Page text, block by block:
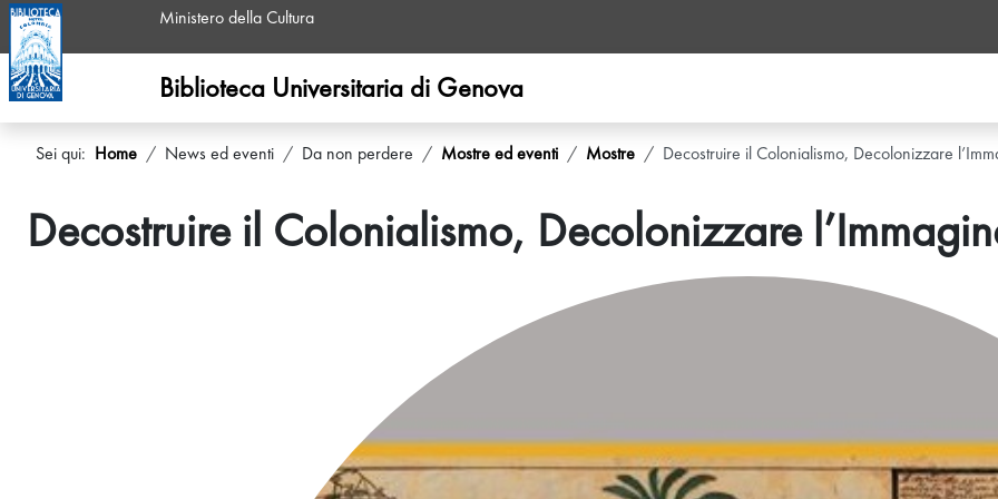
Ministero della Cultura
Biblioteca Universitaria di Genova
Sei qui: Home News ed eventi Da non perdere Mostre ed eventi Mostre Decostruire il Colonialismo, Decolonizzare
Decostruire il Colonialismo, Decolonizzare